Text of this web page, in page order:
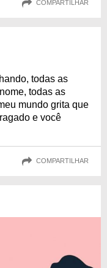
COMPARTILHAR
todas as
todas as
mundo grita que
e você
COMPARTILHAR